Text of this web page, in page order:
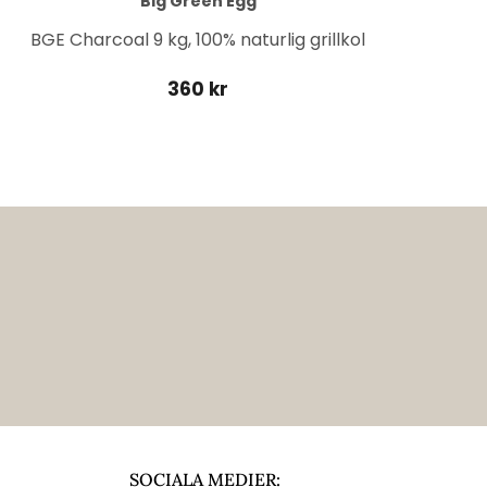
BGE Charcoal 9 kg, 100% naturlig grillkol
360 kr
SOCIALA MEDIER: